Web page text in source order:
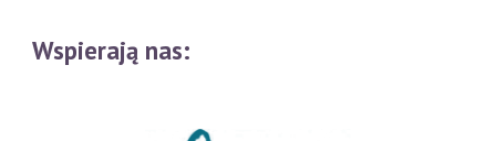
Wspierają nas: